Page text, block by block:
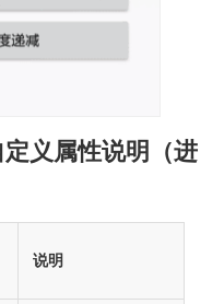
义属性说明（进
说明